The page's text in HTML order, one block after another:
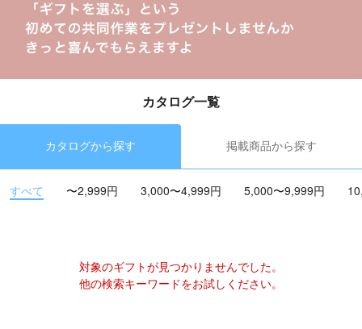
カタログ一覧
カタログから探す 掲載商品から探す
すべて 〜2,999円 3,000〜4,999円 5,000〜9,999円
対象のギフトが見つかりませんでした。
他の検索キーワードをお試しください。